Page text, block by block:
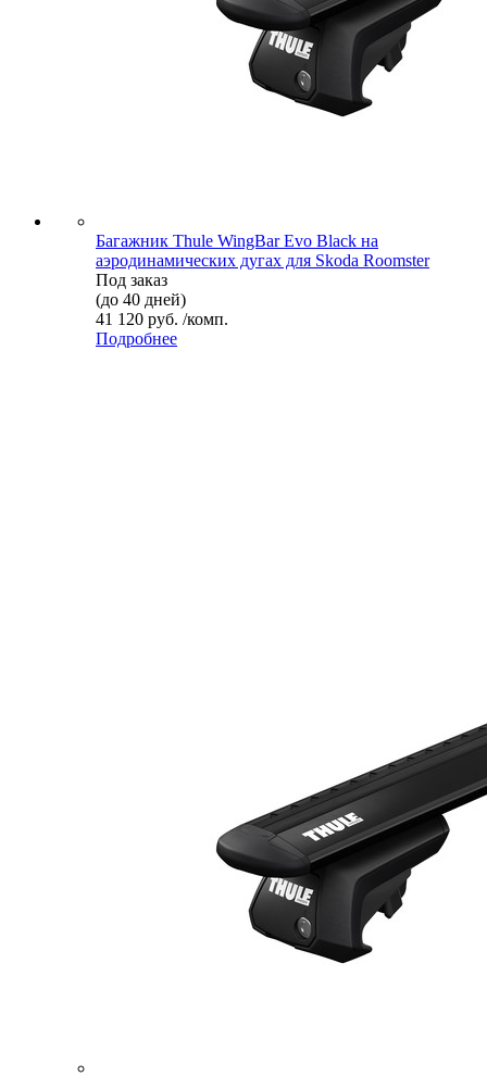
Багажник Thule WingBar Evo Black на
аэродинамических дугах для Skoda Roomster
Под заказ
(до 40 дней)
41 120 руб. /комп.
Подробнее